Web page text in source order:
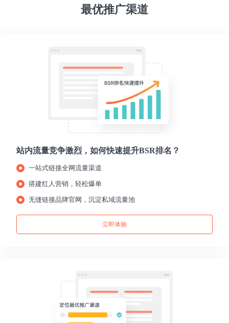
最优推广渠道
站内流量竞争激烈，如何快速提升BSR排名？
一站式链接全网流量渠道
搭建红人营销，轻松爆单
无缝链接品牌官网，沉淀私域流量池
立即体验